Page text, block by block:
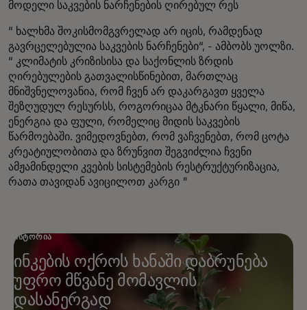
მოდელი საკვების ნარჩენების ღირებულ რეს
“ ხალხმა შოკისმომგვრელად არ იცის, რამდენად
გავრცელებულია საკვების ნარჩენები“, - ამბობს უოლზი.
“ კლიმატის კრიზისისა და საქონლის ზრდის
ღირებულების გათვალისწინებით, მართლაც
მნიშვნელოვანია, რომ ჩვენ არ დაკარგავთ ყველა
შეზღუდულ რესურსს, როგორიცაა მტკნარი წყალი, მიწა,
ენერგია და ფული, რომელიც მიდის საკვების
წარმოებაში. ვიმედოვნებთ, რომ ვაჩვენებთ, რომ ცოტა
კრეატიულობითა და ზრუნვით შეგვიძლია ჩვენი
ამჟამინდელი კვების სისტემების რესტრუქტურიზაცია,
რათა თავიდან ავიცილოთ კარგი "
ᲘᲡᲢᲝᲠᲘᲐ
ინკების ოქროს ხანაში დაბრუნება
უფრო მწვანე მომავლის
დასანერგად